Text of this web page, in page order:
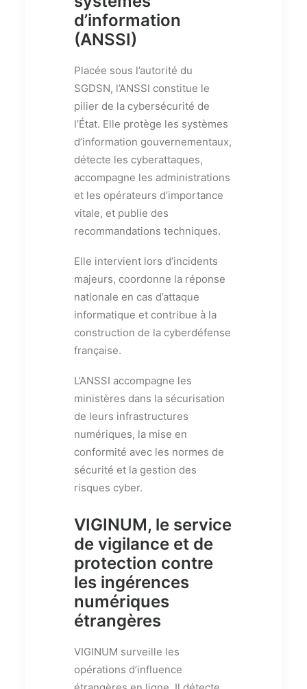
d’information
(ANSSI)
Placée sous l’autorité du
SGDSN, l’ANSSI constitue le
pilier de la cybersécurité de
l’État. Elle protège les systèmes
d’information gouvernementaux,
détecte les cyberattaques,
accompagne les administrations
et les opérateurs d’importance
vitale, et publie des
recommandations techniques.
Elle intervient lors d’incidents
majeurs, coordonne la réponse
nationale en cas d’attaque
informatique et contribue à la
construction de la cyberdéfense
française.
L’ANSSI accompagne les
ministères dans la sécurisation
de leurs infrastructures
numériques, la mise en
conformité avec les normes de
sécurité et la gestion des
risques cyber.
VIGINUM, le service
de vigilance et de
protection contre
les ingérences
numériques
étrangères
VIGINUM surveille les
opérations d’influence